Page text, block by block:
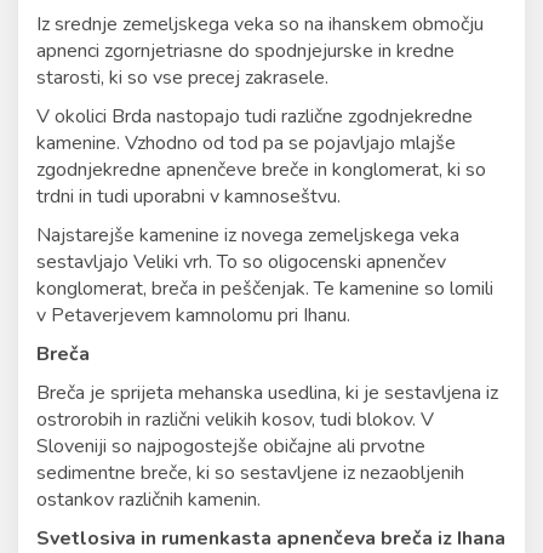
Iz srednje zemeljskega veka so na ihanskem območju
apnenci zgornjetriasne do spodnjejurske in kredne
starosti, ki so vse precej zakrasele.
V okolici Brda nastopajo tudi različne zgodnjekredne
kamenine. Vzhodno od tod pa se pojavljajo mlajše
zgodnjekredne apnenčeve breče in konglomerat, ki so
trdni in tudi uporabni v kamnoseštvu.
Najstarejše kamenine iz novega zemeljskega veka
sestavljajo Veliki vrh. To so oligocenski apnenčev
konglomerat, breča in peščenjak. Te kamenine so lomili
v Petaverjevem kamnolomu pri Ihanu.
Breča
Breča je sprijeta mehanska usedlina, ki je sestavljena iz
ostrorobih in različni velikih kosov, tudi blokov. V
Sloveniji so najpogostejše običajne ali prvotne
sedimentne breče, ki so sestavljene iz nezaobljenih
ostankov različnih kamenin.
Svetlosiva in rumenkasta apnenčeva breča iz Ihana